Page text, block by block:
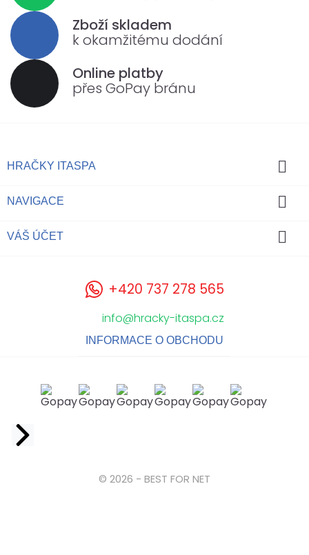
Zboží skladem
k okamžitému dodání
Online platby
přes GoPay bránu
HRAČKY ITASPA 
NAVIGACE 
VÁŠ ÚČET 
+420 737 278 565
info@hracky-itaspa.cz
INFORMACE O OBCHODU
© 2026 - BEST FOR NET